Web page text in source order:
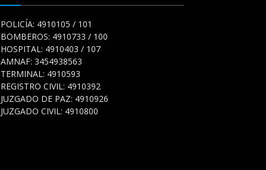
POLICÍA: 4910105 / 101
BOMBEROS: 4910733 / 100
HOSPITAL: 4910403 / 107
AMNAF: 3454938563
TERMINAL: 4910593
REGISTRO CIVIL: 4910392
JUZGADO DE PAZ: 4910926
JUZGADO CIVIL: 4910800